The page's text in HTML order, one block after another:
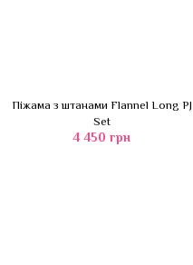
Піжама з штанами Flannel Long PJ
Set
4 450 грн